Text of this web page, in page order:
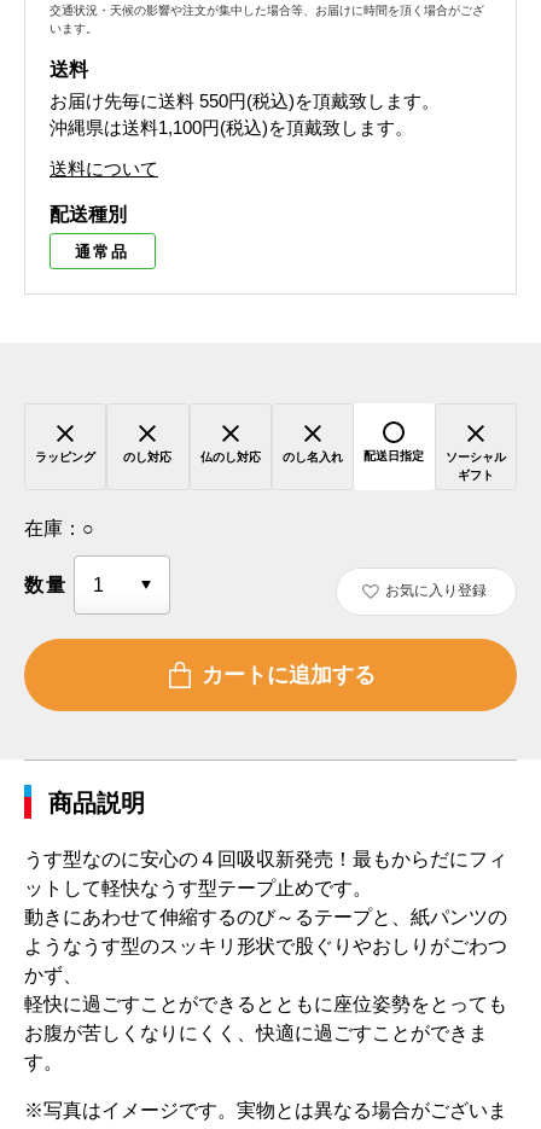
交通状況・天候の影響や注文が集中した場合等、お届けに時間を頂く場合がござ
います。
送料
お届け先毎に送料 550円(税込)を頂戴致します。
沖縄県は送料1,100円(税込)を頂戴致します。
送料について
配送種別
通常品
ラッピング のし対応 仏のし対応 のし名入れ 配送日指定
ソーシャル
ギフト
在庫： ○
数量 お気に入り登録
商品説明
うす型なのに安心の４回吸収新発売！最もからだにフィ
ットして軽快なうす型テープ止めです。
動きにあわせて伸縮するのび～るテープと、紙パンツの
ようなうす型のスッキリ形状で股ぐりやおしりがごわつ
かず、
軽快に過ごすことができるとともに座位姿勢をとっても
お腹が苦しくなりにくく、快適に過ごすことができま
す。
※写真はイメージです。実物とは異なる場合がございま